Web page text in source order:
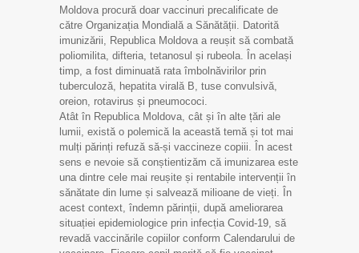
Moldova procură doar vaccinuri precalificate de
către Organizația Mondială a Sănătății. Datorită
imunizării, Republica Moldova a reușit să combată
poliomilita, difteria, tetanosul și rubeola. În același
timp, a fost diminuată rata îmbolnăvirilor prin
tuberculoză, hepatita virală B, tuse convulsivă,
oreion, rotavirus și pneumococi.
Atât în Republica Moldova, cât și în alte țări ale
lumii, există o polemică la această temă și tot mai
mulți părinți refuză să-și vaccineze copiii. În acest
sens e nevoie să conștientizăm că imunizarea este
una dintre cele mai reușite și rentabile intervenții în
sănătate din lume și salvează milioane de vieți. În
acest context, îndemn părinții, după ameliorarea
situației epidemiologice prin infecția Covid-19, să
revadă vaccinările copiilor conform Calendarului de